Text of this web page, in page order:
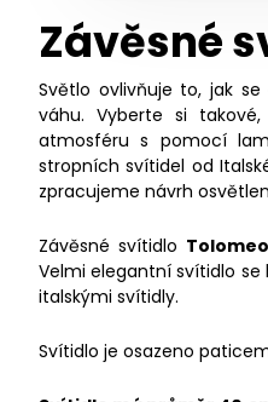
Závěsné
Světlo ovlivňuje to, jak
váhu. Vyberte si
atmosféru s pomocí
stropních svítidel od
zpracujeme návrh
Závěsné svítidlo Tolomeo
Velmi elegantní svítidlo se
italskými svítidly.
Svítidlo je osazeno